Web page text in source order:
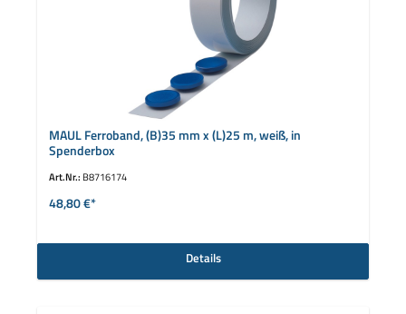
MAUL Ferroband, (B)35 mm x (L)25 m, weiß, in
Spenderbox
Art.Nr.: B8716174
48,80 €*
Details